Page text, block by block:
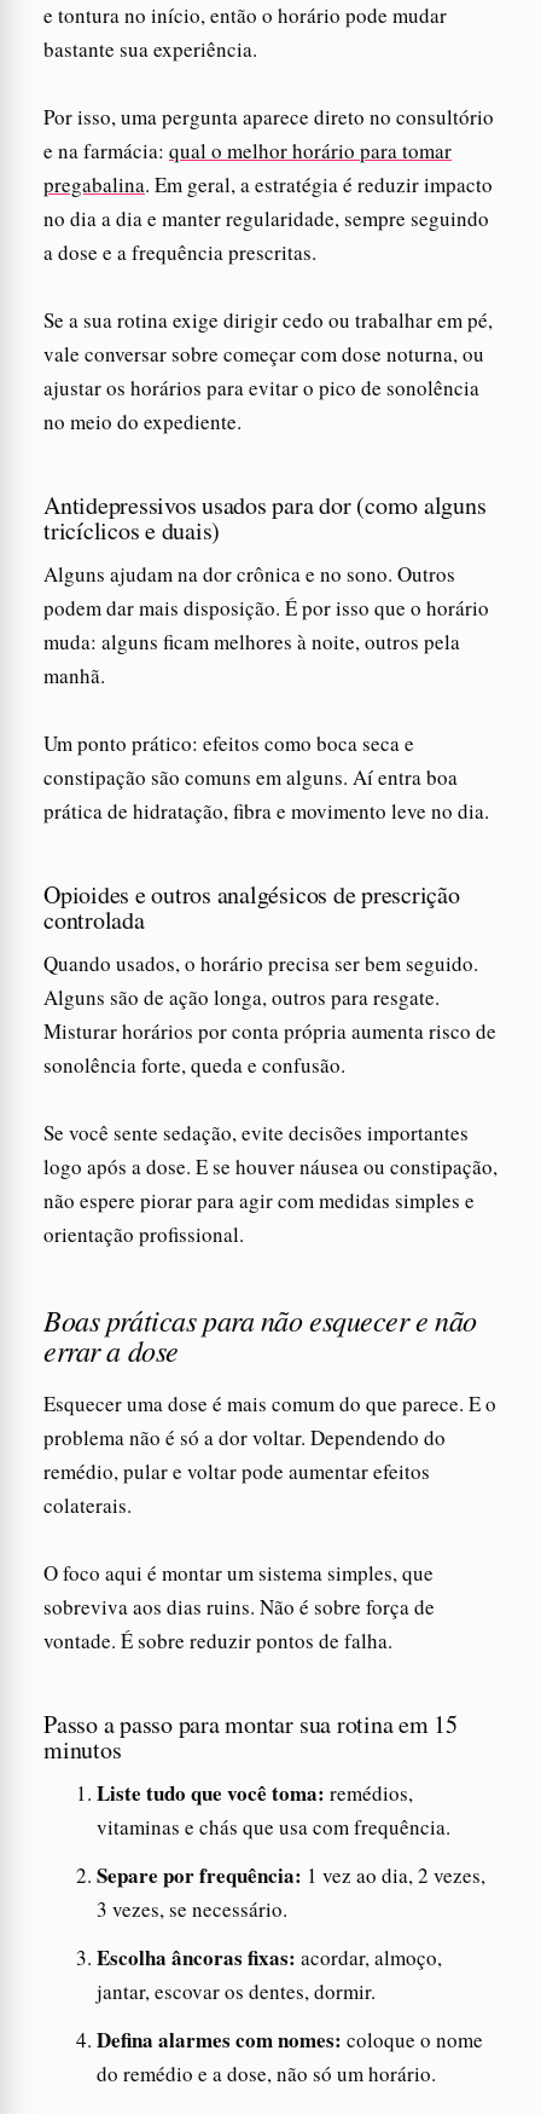
e tontura no início, então o horário pode mudar
bastante sua experiência.
Por isso, uma pergunta aparece direto no consultório
e na farmácia: qual o melhor horário para tomar
pregabalina. Em geral, a estratégia é reduzir impacto
no dia a dia e manter regularidade, sempre seguindo
a dose e a frequência prescritas.
Se a sua rotina exige dirigir cedo ou trabalhar em pé,
vale conversar sobre começar com dose noturna, ou
ajustar os horários para evitar o pico de sonolência
no meio do expediente.
Antidepressivos usados para dor (como alguns
tricíclicos e duais)
Alguns ajudam na dor crônica e no sono. Outros
podem dar mais disposição. É por isso que o horário
muda: alguns ficam melhores à noite, outros pela
manhã.
Um ponto prático: efeitos como boca seca e
constipação são comuns em alguns. Aí entra boa
prática de hidratação, fibra e movimento leve no dia.
Opioides e outros analgésicos de prescrição
controlada
Quando usados, o horário precisa ser bem seguido.
Alguns são de ação longa, outros para resgate.
Misturar horários por conta própria aumenta risco de
sonolência forte, queda e confusão.
Se você sente sedação, evite decisões importantes
logo após a dose. E se houver náusea ou constipação,
não espere piorar para agir com medidas simples e
orientação profissional.
Boas práticas para não esquecer e não
errar a dose
Esquecer uma dose é mais comum do que parece. E o
problema não é só a dor voltar. Dependendo do
remédio, pular e voltar pode aumentar efeitos
colaterais.
O foco aqui é montar um sistema simples, que
sobreviva aos dias ruins. Não é sobre força de
vontade. É sobre reduzir pontos de falha.
Passo a passo para montar sua rotina em 15
minutos
Liste tudo que você toma: remédios,
vitaminas e chás que usa com frequência.
Separe por frequência: 1 vez ao dia, 2 vezes,
3 vezes, se necessário.
Escolha âncoras fixas: acordar, almoço,
jantar, escovar os dentes, dormir.
Defina alarmes com nomes: coloque o nome
do remédio e a dose, não só um horário.